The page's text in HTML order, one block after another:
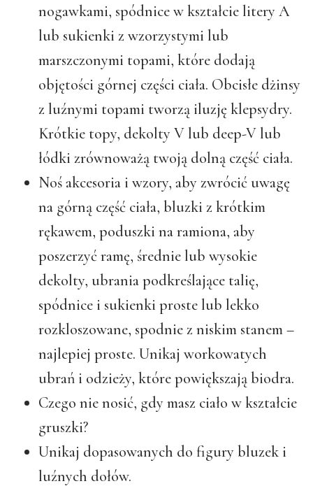
nogawkami, spódnice w kształcie litery A
lub sukienki z wzorzystymi lub
marszczonymi topami, które dodają
objętości górnej części ciała. Obcisłe dżinsy
z luźnymi topami tworzą iluzję klepsydry.
Krótkie topy, dekolty V lub deep-V lub
łódki zrównoważą twoją dolną część ciała.
Noś akcesoria i wzory, aby zwrócić uwagę
na górną część ciała, bluzki z krótkim
rękawem, poduszki na ramiona, aby
poszerzyć ramę, średnie lub wysokie
dekolty, ubrania podkreślające talię,
spódnice i sukienki proste lub lekko
rozkloszowane, spodnie z niskim stanem –
najlepiej proste. Unikaj workowatych
ubrań i odzieży, które powiększają biodra.
Czego nie nosić, gdy masz ciało w kształcie
gruszki?
Unikaj dopasowanych do figury bluzek i
luźnych dołów.